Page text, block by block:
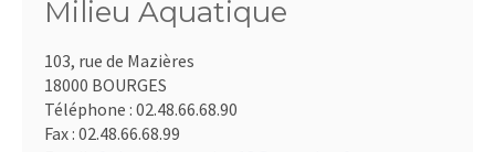
Milieu Aquatique
103, rue de Mazières
18000 BOURGES
Téléphone : 02.48.66.68.90
Fax : 02.48.66.68.99